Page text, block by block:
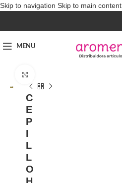
Skip to navigation Skip to main content
MENU
C
E
P
I
L
L
O